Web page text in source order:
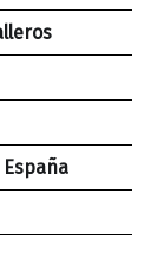
España